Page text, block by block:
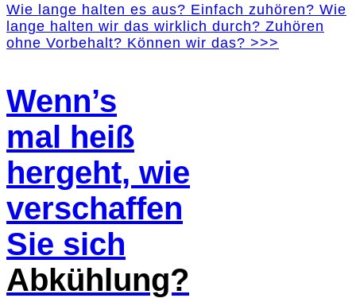
Wie lange halten es aus? Einfach zuhören? Wie
lange halten wir das wirklich durch? Zuhören
ohne Vorbehalt? Können wir das? >>>
Wenn’s
mal heiß
hergeht, wie
verschaffen
Sie sich
Abkühlung?